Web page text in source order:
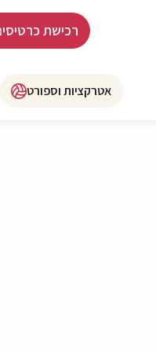
רכישת
אטרקציות וספורט